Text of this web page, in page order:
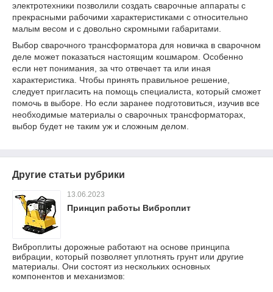
электротехники позволили создать сварочные аппараты с
прекрасными рабочими характеристиками с относительно
малым весом и с довольно скромными габаритами.
Выбор сварочного трансформатора для новичка в сварочном
деле может показаться настоящим кошмаром. Особенно
если нет понимания, за что отвечает та или иная
характеристика. Чтобы принять правильное решение,
следует пригласить на помощь специалиста, который сможет
помочь в выборе. Но если заранее подготовиться, изучив все
необходимые материалы о сварочных трансформаторах,
выбор будет не таким уж и сложным делом.
Другие статьи рубрики
13.06.2023
Принцип работы Виброплит
Виброплиты дорожные работают на основе принципа
вибрации, который позволяет уплотнять грунт или другие
материалы. Они состоят из нескольких основных
компонентов и механизмов: